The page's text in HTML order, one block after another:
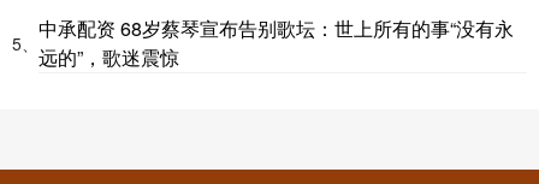
5、
中承配资 68岁蔡琴宣布告别歌坛：世上所有的事“没有永
远的”，歌迷震惊